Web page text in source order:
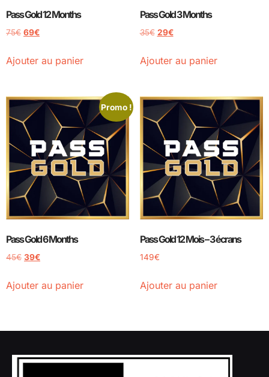
Pass Gold 12 Months
75€ 69€
Ajouter au panier
Pass Gold 3 Months
35€ 29€
Ajouter au panier
Promo !
Pass Gold 6 Months
45€ 39€
Ajouter au panier
Pass Gold 12 Mois – 3 écrans
149€
Ajouter au panier